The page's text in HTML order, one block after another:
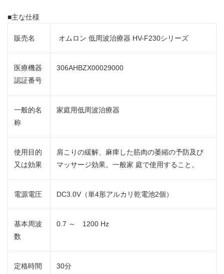
■主な仕様
販売名 オムロン 低周波治療器 HV-F230シリーズ
医療機器
認証番号
306AHBZX00029000
一般的名
称
家庭用低周波治療器
使用目的
又は効果
肩こりの緩解、麻痺した筋肉の萎縮の予防及び
マッサージ効果。一般家 庭で使用すること。
電源電圧 DC3.0V（単4形アルカリ乾電池2個）
基本周波
数
0.7 ～ 1200 Hz
定格時間 30分